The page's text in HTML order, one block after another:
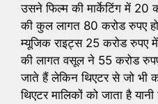
उसने फिल्म की मार्केटिंग में 20
की कुल लागत 80 करोड रुपए
म्यूजिक राइट्स 25 करोड रुपए
की लागत वसूल ने 55 करोड
जाते हैं लेकिन थिएटर से जो भी
थिएटर मालिकों को जाता है